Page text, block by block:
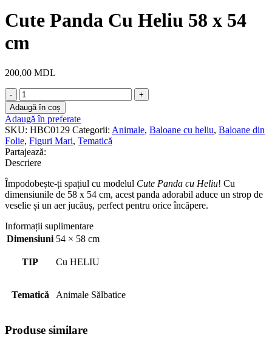
Cute Panda Cu Heliu 58 x 54
cm
200,00 MDL
Cantitate
Cute
Panda
Cu
Heliu
58
x
54
cm
Adaugă în coș
Adaugă în preferate
SKU: HBC0129 Categorii: Animale, Baloane cu heliu, Baloane din
Folie, Figuri Mari, Tematică
Partajează:
Descriere
Împodobește-ți spațiul cu modelul Cute Panda cu Heliu! Cu
dimensiunile de 58 x 54 cm, acest panda adorabil aduce un strop de
veselie și un aer jucăuș, perfect pentru orice încăpere.
Informații suplimentare
Dimensiuni 54 × 58 cm
TIP Cu HELIU
Tematică Animale Sălbatice
Produse similare